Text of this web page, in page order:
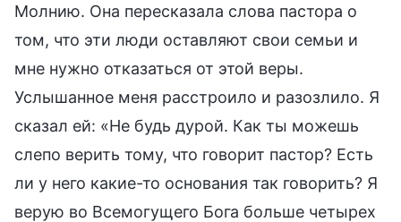
Молнию. Она пересказала слова пастора о
том, что эти люди оставляют свои семьи и
мне нужно отказаться от этой веры.
Услышанное меня расстроило и разозлило. Я
сказал ей: «Не будь дурой. Как ты можешь
слепо верить тому, что говорит пастор? Есть
ли у него какие-то основания так говорить? Я
верую во Всемогущего Бога больше четырех